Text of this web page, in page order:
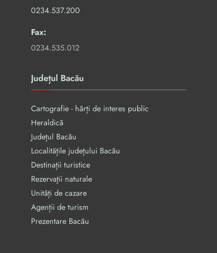
0234.537.200
Fax:
0234.535.012
Județul Bacău
Cartografie - hărți de interes public
Heraldică
Județul Bacău
Localitățile județului Bacău
Destinații turistice
Rezervaţii naturale
Unități de cazare
Agenții de turism
Prezentare Bacău